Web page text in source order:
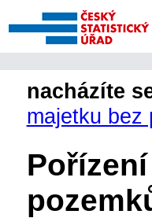
nacházíte
majetku bez